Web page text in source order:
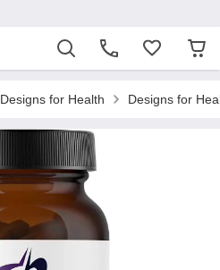
Designs for Health Designs for